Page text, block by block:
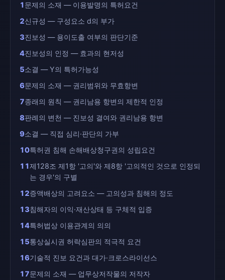
1문제의 소재 — 이용발명의 특허요건
2신규성 — 구성요소 d의 부가
3진보성 — 용이도출 여부의 판단기준
4진보성의 인정 — 효과의 현저성
5소결 — Y의 특허가능성
6문제의 소재 — 권리범위와 무효항변
7종래의 원칙 — 권리남용 항변의 제한적 인정
8판례의 변천 — 진보성 결여와 권리남용 항변
9소결 — 직접 심리·판단의 가부
10특허권 침해 손해배상청구권의 성립요건
11제128조 제1항 '고의'와 제8항 '고의적인 것으로 인정되
는 경우'의 구별
12증액배상의 고려요소 — 고의성과 침해의 정도
13침해자의 이익·재산상태 등 구체적 입증
14특허법상 이용관계의 의의
15통상실시권 허락심판의 적극적 요건
16기술적 진보 요건과 대가·크로스라이선스
17문제의 소재 — 업무상저작물의 저작자